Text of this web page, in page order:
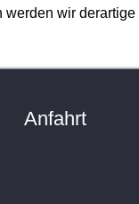
wir
Anfahrt